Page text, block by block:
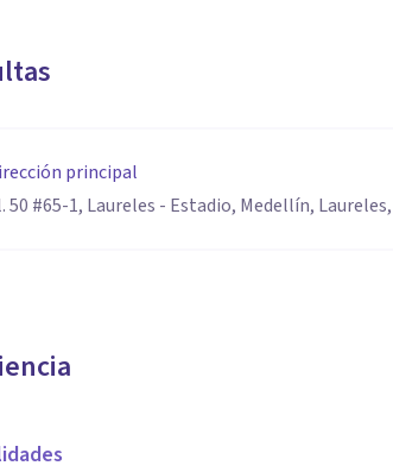
principal
50 #65-1, Laureles - Estadio, Medellín,